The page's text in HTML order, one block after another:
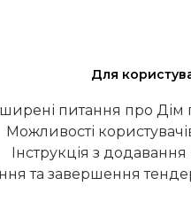
Для
питання про Дім
Можливості
Інструкція з
та завершення